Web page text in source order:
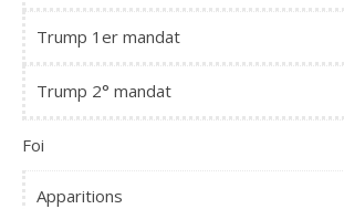
Trump 1er mandat
Trump 2° mandat
Foi
Apparitions